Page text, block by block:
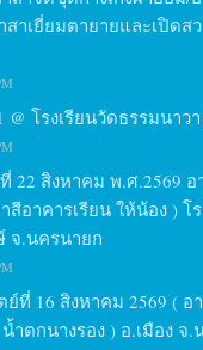
าเยี่ยมตายายและเปิดส
@ โรงเรียนวัดธรรมนาวา
22 สิงหาคม พ.ศ.2569
อาคารเรียน ให้น้อง ) โ
จ.นครนายก
ที่ 16 สิงหาคม 2569 ( อ
ำตกนางรอง ) อ.เมือง จ.